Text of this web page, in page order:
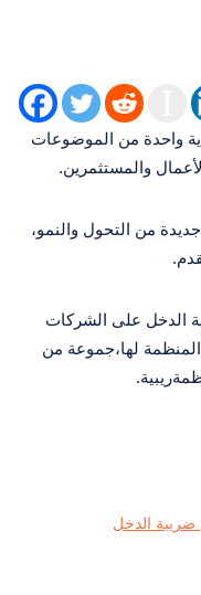
واحدة من الموضوعات
والمستثمرين.
من التحول والنمو،
الدخل على الشركات
لها،جموعة من
ضريبة الدخل